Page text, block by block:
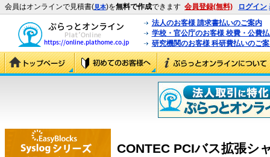
会員はオンラインで見積書(見本)を無料で作成できます 会員登録(無料) ログイン
法人のお客様 請求書払いのご案内
学校・官公庁のお客様 校費・公費
研究機関のお客様 科研費払いのご
CONTEC PCIバス拡張シ